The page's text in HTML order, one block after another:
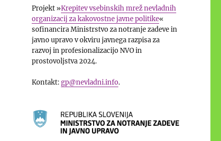
Projekt »Krepitev vsebinskih mrež nevladnih
organizacij za kakovostne javne politike«
sofinancira Ministrstvo za notranje zadeve in
javno upravo v okviru javnega razpisa za
razvoj in profesionalizacijo NVO in
prostovoljstva 2024.
Kontakt: gp@nevladni.info.